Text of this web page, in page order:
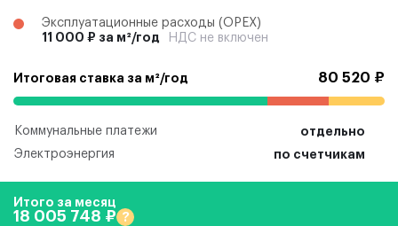
Эксплуатационные расходы (ОРЕХ)
11 000 ₽ за м²/год
НДС не включен
Итоговая ставка за м²/год 80 520 ₽
Коммунальные платежи
отдельно
Электроэнергия
по счетчикам
Итого за месяц
18 005 748 ₽ ?